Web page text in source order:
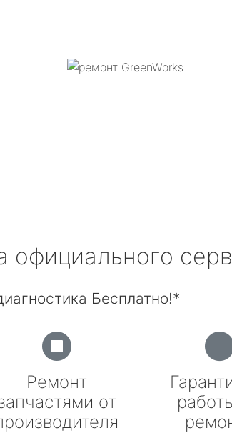
официального
Бесплатно!*
Ремонт
от